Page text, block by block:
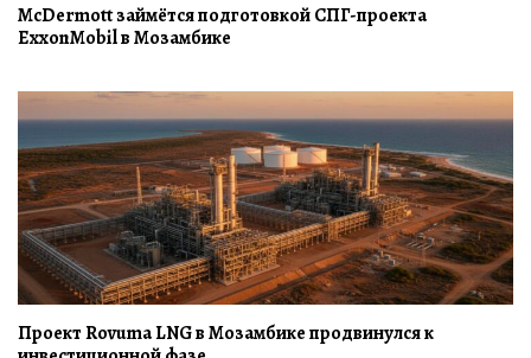
McDermott займётся подготовкой СПГ-проекта
ExxonMobil в Мозамбике
Проект Rovuma LNG в Мозамбике продвинулся к